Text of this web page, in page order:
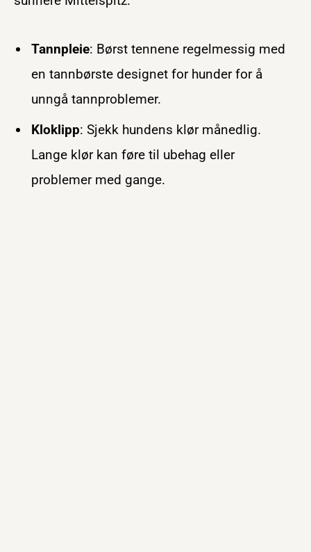
Tannpleie: Børst tennene regelmessig med
en tannbørste designet for hunder for å
unngå tannproblemer.
Kloklipp: Sjekk hundens klør månedlig.
Lange klør kan føre til ubehag eller
problemer med gange.